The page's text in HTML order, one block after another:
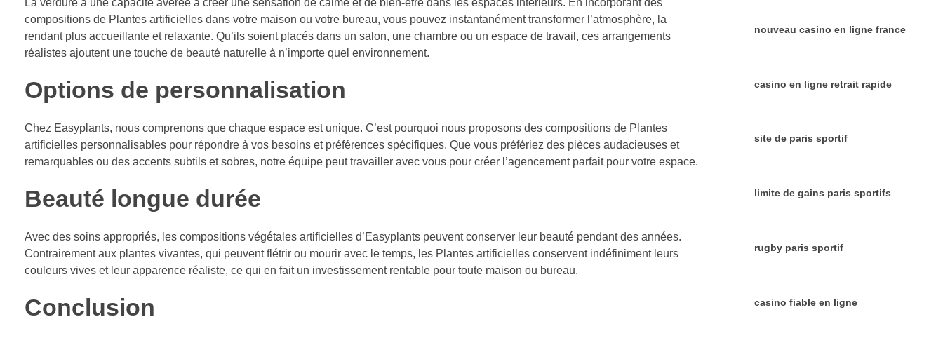
La verdure a une capacité avérée à créer une sensation de calme et de bien-être dans les espaces intérieurs. En incorporant des
compositions de Plantes artificielles dans votre maison ou votre bureau, vous pouvez instantanément transformer l’atmosphère, la
rendant plus accueillante et relaxante. Qu’ils soient placés dans un salon, une chambre ou un espace de travail, ces arrangements
réalistes ajoutent une touche de beauté naturelle à n’importe quel environnement.
Options de personnalisation
Chez Easyplants, nous comprenons que chaque espace est unique. C’est pourquoi nous proposons des compositions de Plantes
artificielles personnalisables pour répondre à vos besoins et préférences spécifiques. Que vous préfériez des pièces audacieuses et
remarquables ou des accents subtils et sobres, notre équipe peut travailler avec vous pour créer l’agencement parfait pour votre espace.
Beauté longue durée
Avec des soins appropriés, les compositions végétales artificielles d’Easyplants peuvent conserver leur beauté pendant des années.
Contrairement aux plantes vivantes, qui peuvent flétrir ou mourir avec le temps, les Plantes artificielles conservent indéfiniment leurs
couleurs vives et leur apparence réaliste, ce qui en fait un investissement rentable pour toute maison ou bureau.
Conclusion
nouveau casino en ligne france
casino en ligne retrait rapide
site de paris sportif
limite de gains paris sportifs
rugby paris sportif
casino fiable en ligne